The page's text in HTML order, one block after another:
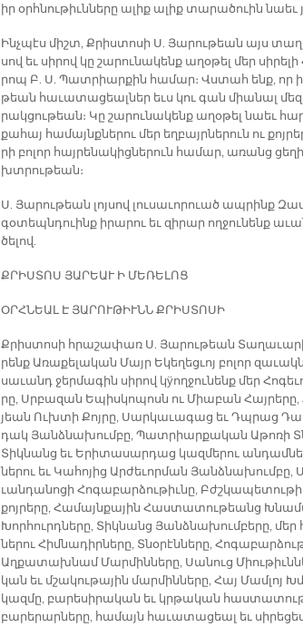
իր օրհ­նու­թիւն­նե­րը ա­լիք ա­լիք տա­րա­ծուին նաեւ
Ինչ­պէս միշտ, Քրիս­տո­սի Ս. Յա­րու­թեան այս
սով եւ սի­րով կը շա­րու­նա­կենք ա­ղօ­թել մեր
րոպ Բ. Ս. Պատ­րիար­քին հա­մար։ Վստահ ենք, որ
թեան հա­ւա­տա­ցեալ­ներ եւս կու գան միա­նալ
րակ­ցու­թեան։ Կը շա­րու­նա­կենք ա­ղօ­թել նաեւ
քա­հայ հա­մայնք­նե­րու մեր եղ­բայր­նե­րուն ու
րի բո­լոր հայ­րե­նա­կից­նե­րուն հա­մար, ա­ռանց
խտրու­թեան։
Ս. Յա­րու­թեան լոյ­սով լու­սա­ւո­րուած ապ­րինք
գօ­տեպն­դուինք ի­րա­րու եւ զի­րար ող­ջու­նենք
ծե­լով.
ՔՐԻՍ­ՏՈՍ ՅԱ­ՐԵԱՒ Ի ՄԵ­ՌԵ­ԼՈՑ
ՕՐՀ­ՆԵԱԼ Է ՅԱ­ՐՈՒ­ԹԻՒՆՆ ՔՐԻՍ­ՏՈ­ՍԻ
Քրիս­տո­սի հրա­շա­փառ Ս. Յա­րու­թեան
րենք Ա­ռա­քե­լա­կան Մայր Ե­կե­ղեց­ւոյ բո­լոր
սա­ւանդ ջեր­մա­գին սի­րով կ­ÿող­ջու­նենք մեր
րը, Սրբա­զան Ե­պիս­կո­պոսն ու Միա­բան
յեան Ուխ­տի Քոյ­րը, Սար­կա­ւա­գաց եւ Դպրաց
դակ Յանձ­նա­խում­բը, Պատ­րիար­քա­կան Ա­թո­ռի
Տիկ­նանց եւ Ե­րի­տա­սար­դաց կազ­մե­րու
նե­րու եւ Կա­հո­յից Ար­ժե­ւոր­ման Յանձ­նա­խում­բը,
ւան­դա­նո­ցի Հո­գա­բար­ձու­թիւ­նը,
քոյ­րե­րը, Հա­մայն­քա­յին Հաս­տա­տու­թեանց
Խոր­հուրդ­նե­րը, Տիկ­նանց Յանձ­նա­խում­բե­րը,
նե­րու Հիմ­նա­դիր­նե­րը, Տնօ­րէն­նե­րը,
Աղ­քա­տախ­նամ Մար­մին­նե­րը, Սա­նուց
կան եւ մշա­կու­թա­յին մար­մին­նե­րը, Հայ Մամ­լոյ
կազ­մը, բա­րե­սի­րա­կան եւ կրթա­կան
բա­րե­րար­նե­րը, հա­մայն հա­ւա­տա­ցեալ եւ